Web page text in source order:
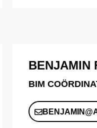
BENJAMIN
BIM